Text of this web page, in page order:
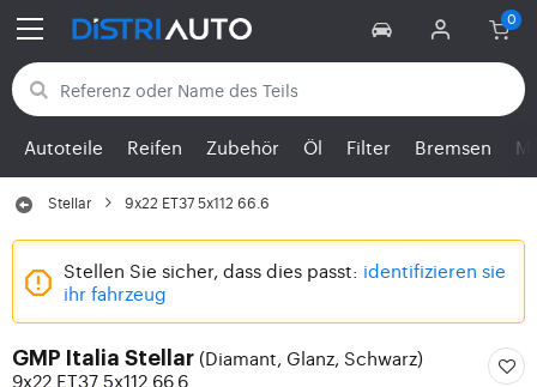
Zurück zu den Kategorien
Autoteile Reifen Zubehör Öl Filter Bremsen
Stellar 9x22 ET37 5x112 66.6
Stellen Sie sicher, dass dies passt: identifizieren sie
ihr fahrzeug
GMP Italia Stellar (Diamant, Glanz, Schwarz)
9x22 ET37 5x112 66.6